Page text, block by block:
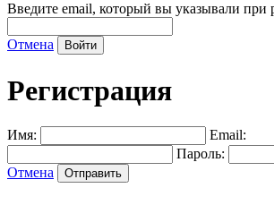
Введите email, который вы указывали при
Отмена
Регистрация
Имя:
Email:
Пароль:
Отмена